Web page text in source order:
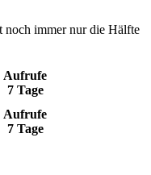
noch immer nur die Hälfte
Aufrufe
7 Tage
Aufrufe
7 Tage